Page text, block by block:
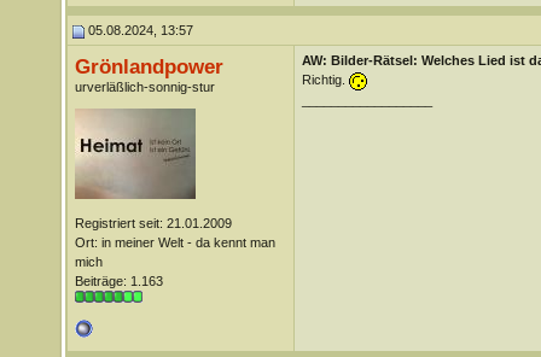
05.08.2024, 13:57
Grönlandpower
urverläßlich-sonnig-stur
Registriert seit: 21.01.2009
Ort: in meiner Welt - da kennt man
mich
Beiträge: 1.163
AW: Bilder-Rätsel: Welches Lied ist
Richtig.